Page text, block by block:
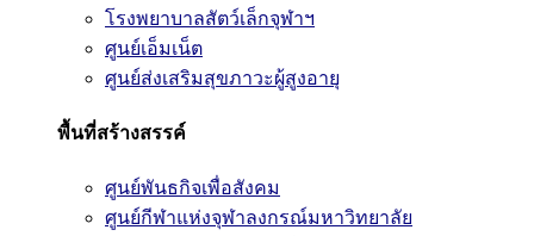
โรงพยาบาลสัตว์เล็กจุฬาฯ
ศูนย์เอ็มเน็ต
ศูนย์ส่งเสริมสุขภาวะผู้สูงอายุ
พื้นที่สร้างสรรค์
ศูนย์พันธกิจเพื่อสังคม
ศูนย์กีฬาแห่งจุฬาลงกรณ์มหาวิทยาลัย